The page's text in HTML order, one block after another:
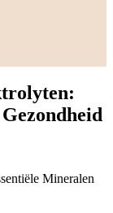
Mineralen